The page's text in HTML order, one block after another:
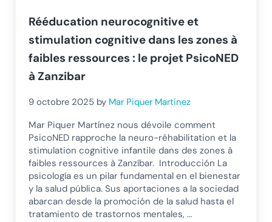
Rééducation neurocognitive et
stimulation cognitive dans les zones à
faibles ressources : le projet PsicoNED
à Zanzibar
9 octobre 2025 by Mar Piquer Martinez
Mar Piquer Martínez nous dévoile comment
PsicoNED rapproche la neuro-réhabilitation et la
stimulation cognitive infantile dans des zones à
faibles ressources à Zanzíbar. Introducción La
psicología es un pilar fundamental en el bienestar
y la salud pública. Sus aportaciones a la sociedad
abarcan desde la promoción de la salud hasta el
tratamiento de trastornos mentales, …